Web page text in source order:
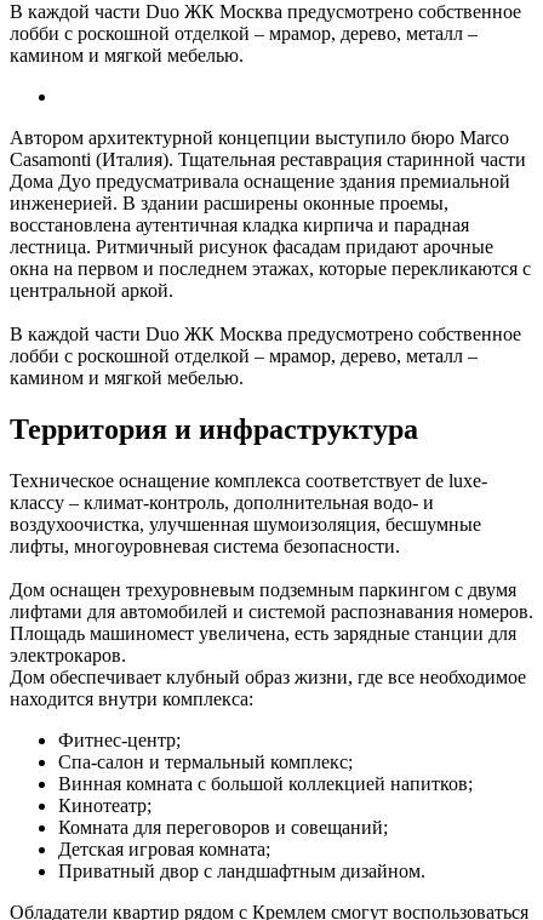
В каждой части Duo ЖК Москва предусмотрено собственное
лобби с роскошной отделкой – мрамор, дерево, металл –
камином и мягкой мебелью.
Автором архитектурной концепции выступило бюро Marco
Casamonti (Италия). Тщательная реставрация старинной части
Дома Дуо предусматривала оснащение здания премиальной
инженерией. В здании расширены оконные проемы,
восстановлена аутентичная кладка кирпича и парадная
лестница. Ритмичный рисунок фасадам придают арочные
окна на первом и последнем этажах, которые перекликаются с
центральной аркой.
В каждой части Duo ЖК Москва предусмотрено собственное
лобби с роскошной отделкой – мрамор, дерево, металл –
камином и мягкой мебелью.
Территория и инфраструктура
Техническое оснащение комплекса соответствует de luxe-
классу – климат-контроль, дополнительная водо- и
воздухоочистка, улучшенная шумоизоляция, бесшумные
лифты, многоуровневая система безопасности.
Дом оснащен трехуровневым подземным паркингом с двумя
лифтами для автомобилей и системой распознавания номеров.
Площадь машиномест увеличена, есть зарядные станции для
электрокаров.
Дом обеспечивает клубный образ жизни, где все необходимое
находится внутри комплекса:
Фитнес-центр;
Спа-салон и термальный комплекс;
Винная комната с большой коллекцией напитков;
Кинотеатр;
Комната для переговоров и совещаний;
Детская игровая комната;
Приватный двор с ландшафтным дизайном.
Обладатели квартир рядом с Кремлем смогут воспользоваться